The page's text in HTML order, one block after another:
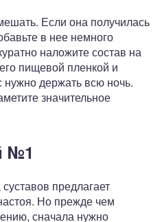
Если она получилась
в нее немного
наложите состав на
пищевой пленкой и
держать всю ночь.
значительное
№1
предлагает
Но прежде чем
сначала нужно